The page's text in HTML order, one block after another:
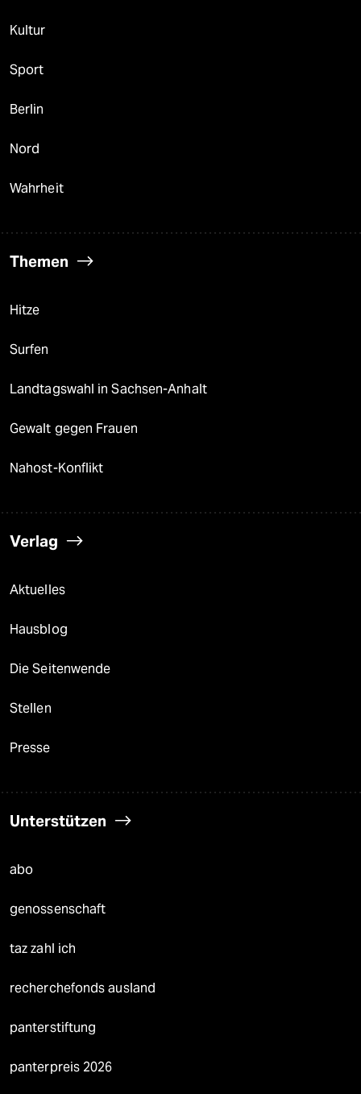
Kultur
Sport
Berlin
Nord
Wahrheit
Themen
Hitze
Surfen
Landtagswahl in Sachsen-Anhalt
Gewalt gegen Frauen
Nahost-Konflikt
Verlag
Aktuelles
Hausblog
Die Seitenwende
Stellen
Presse
Unterstützen
abo
genossenschaft
taz zahl ich
recherchefonds ausland
panterstiftung
panterpreis 2026